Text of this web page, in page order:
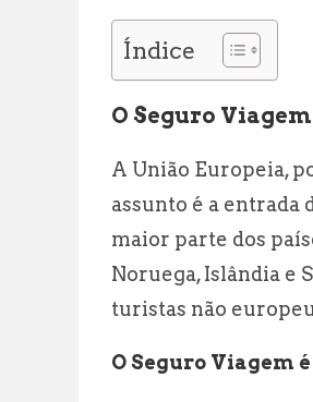
Índice
O Seguro
A União Europeia,
assunto é a entrada
maior parte dos
Noruega, Islândia e
turistas não
O Seguro Viagem